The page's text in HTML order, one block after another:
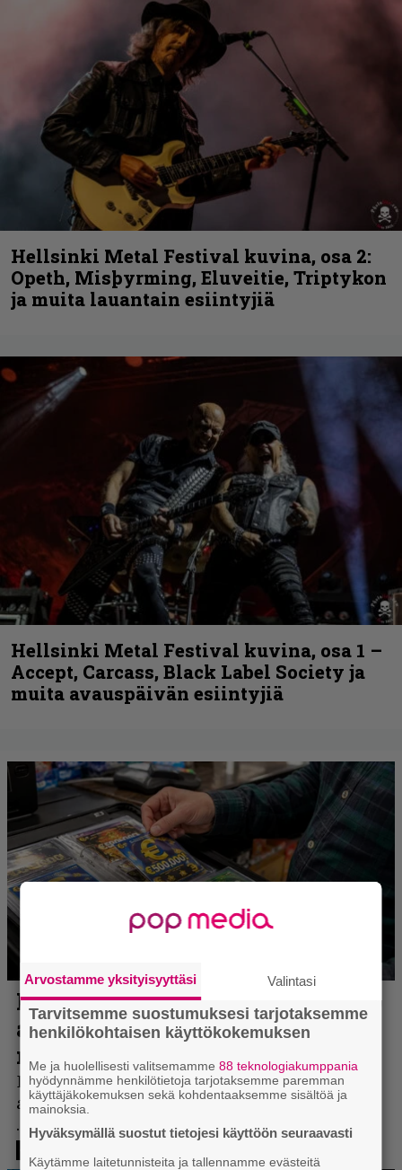
Hellsinki Metal Festival kuvina, osa 2:
Opeth, Misþyrming, Eluveitie, Triptykon
ja muita lauantain esiintyjiä
Hellsinki Metal Festival kuvina, osa 1 –
Accept, Carcass, Black Label Society ja
muita avauspäivän esiintyjiä
Arvostamme yksityisyyttäsi Valintasi
Tarvitsemme suostumuksesi tarjotaksemme
henkilökohtaisen käyttökokemuksen
Me ja huolellisesti valitsemamme88 teknologiakumppania
hyödynnämme henkilötietoja tarjotaksemme paremman
käyttäjäkokemuksen sekä kohdentaaksemme sisältöä ja
mainoksia.
Hyväksymällä suostut tietojesi käyttöön seuraavasti
Käytämme laitetunnisteita ja tallennamme evästeitä